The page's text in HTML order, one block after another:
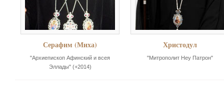
Серафим (Миха)
"Архиепископ Афинский и всея
Эллады" (+2014)
Христодул
"Митрополит Неу Патрон"